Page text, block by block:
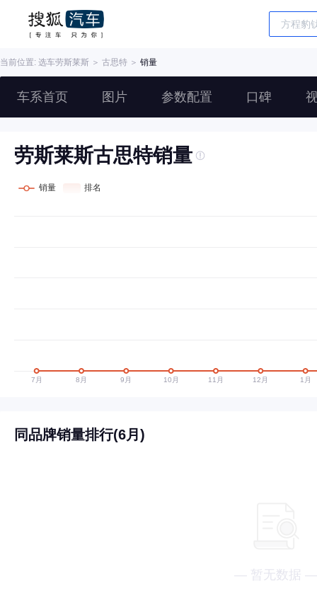
当前位置: 选车劳斯莱斯 ＞ 古思特 ＞ 销量
车系首页 图片 参数配置 口碑
劳斯莱斯古思特销量
同品牌销量排行(6月)
— 暂无数据 —